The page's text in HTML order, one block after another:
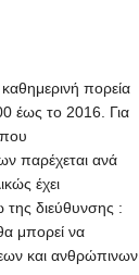
πορεία
έως το 2016. Για
παρέχεται ανά
έχει
της διεύθυνσης :
μπορεί να
και ανθρώπινων